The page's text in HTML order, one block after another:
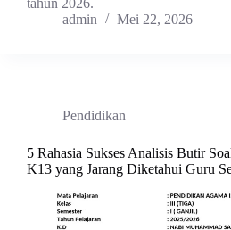
tahun 2026.
admin
Mei 22, 2026
Pendidikan
5 Rahasia Sukses Analisis Butir
K13 yang Jarang Diketahui Guru